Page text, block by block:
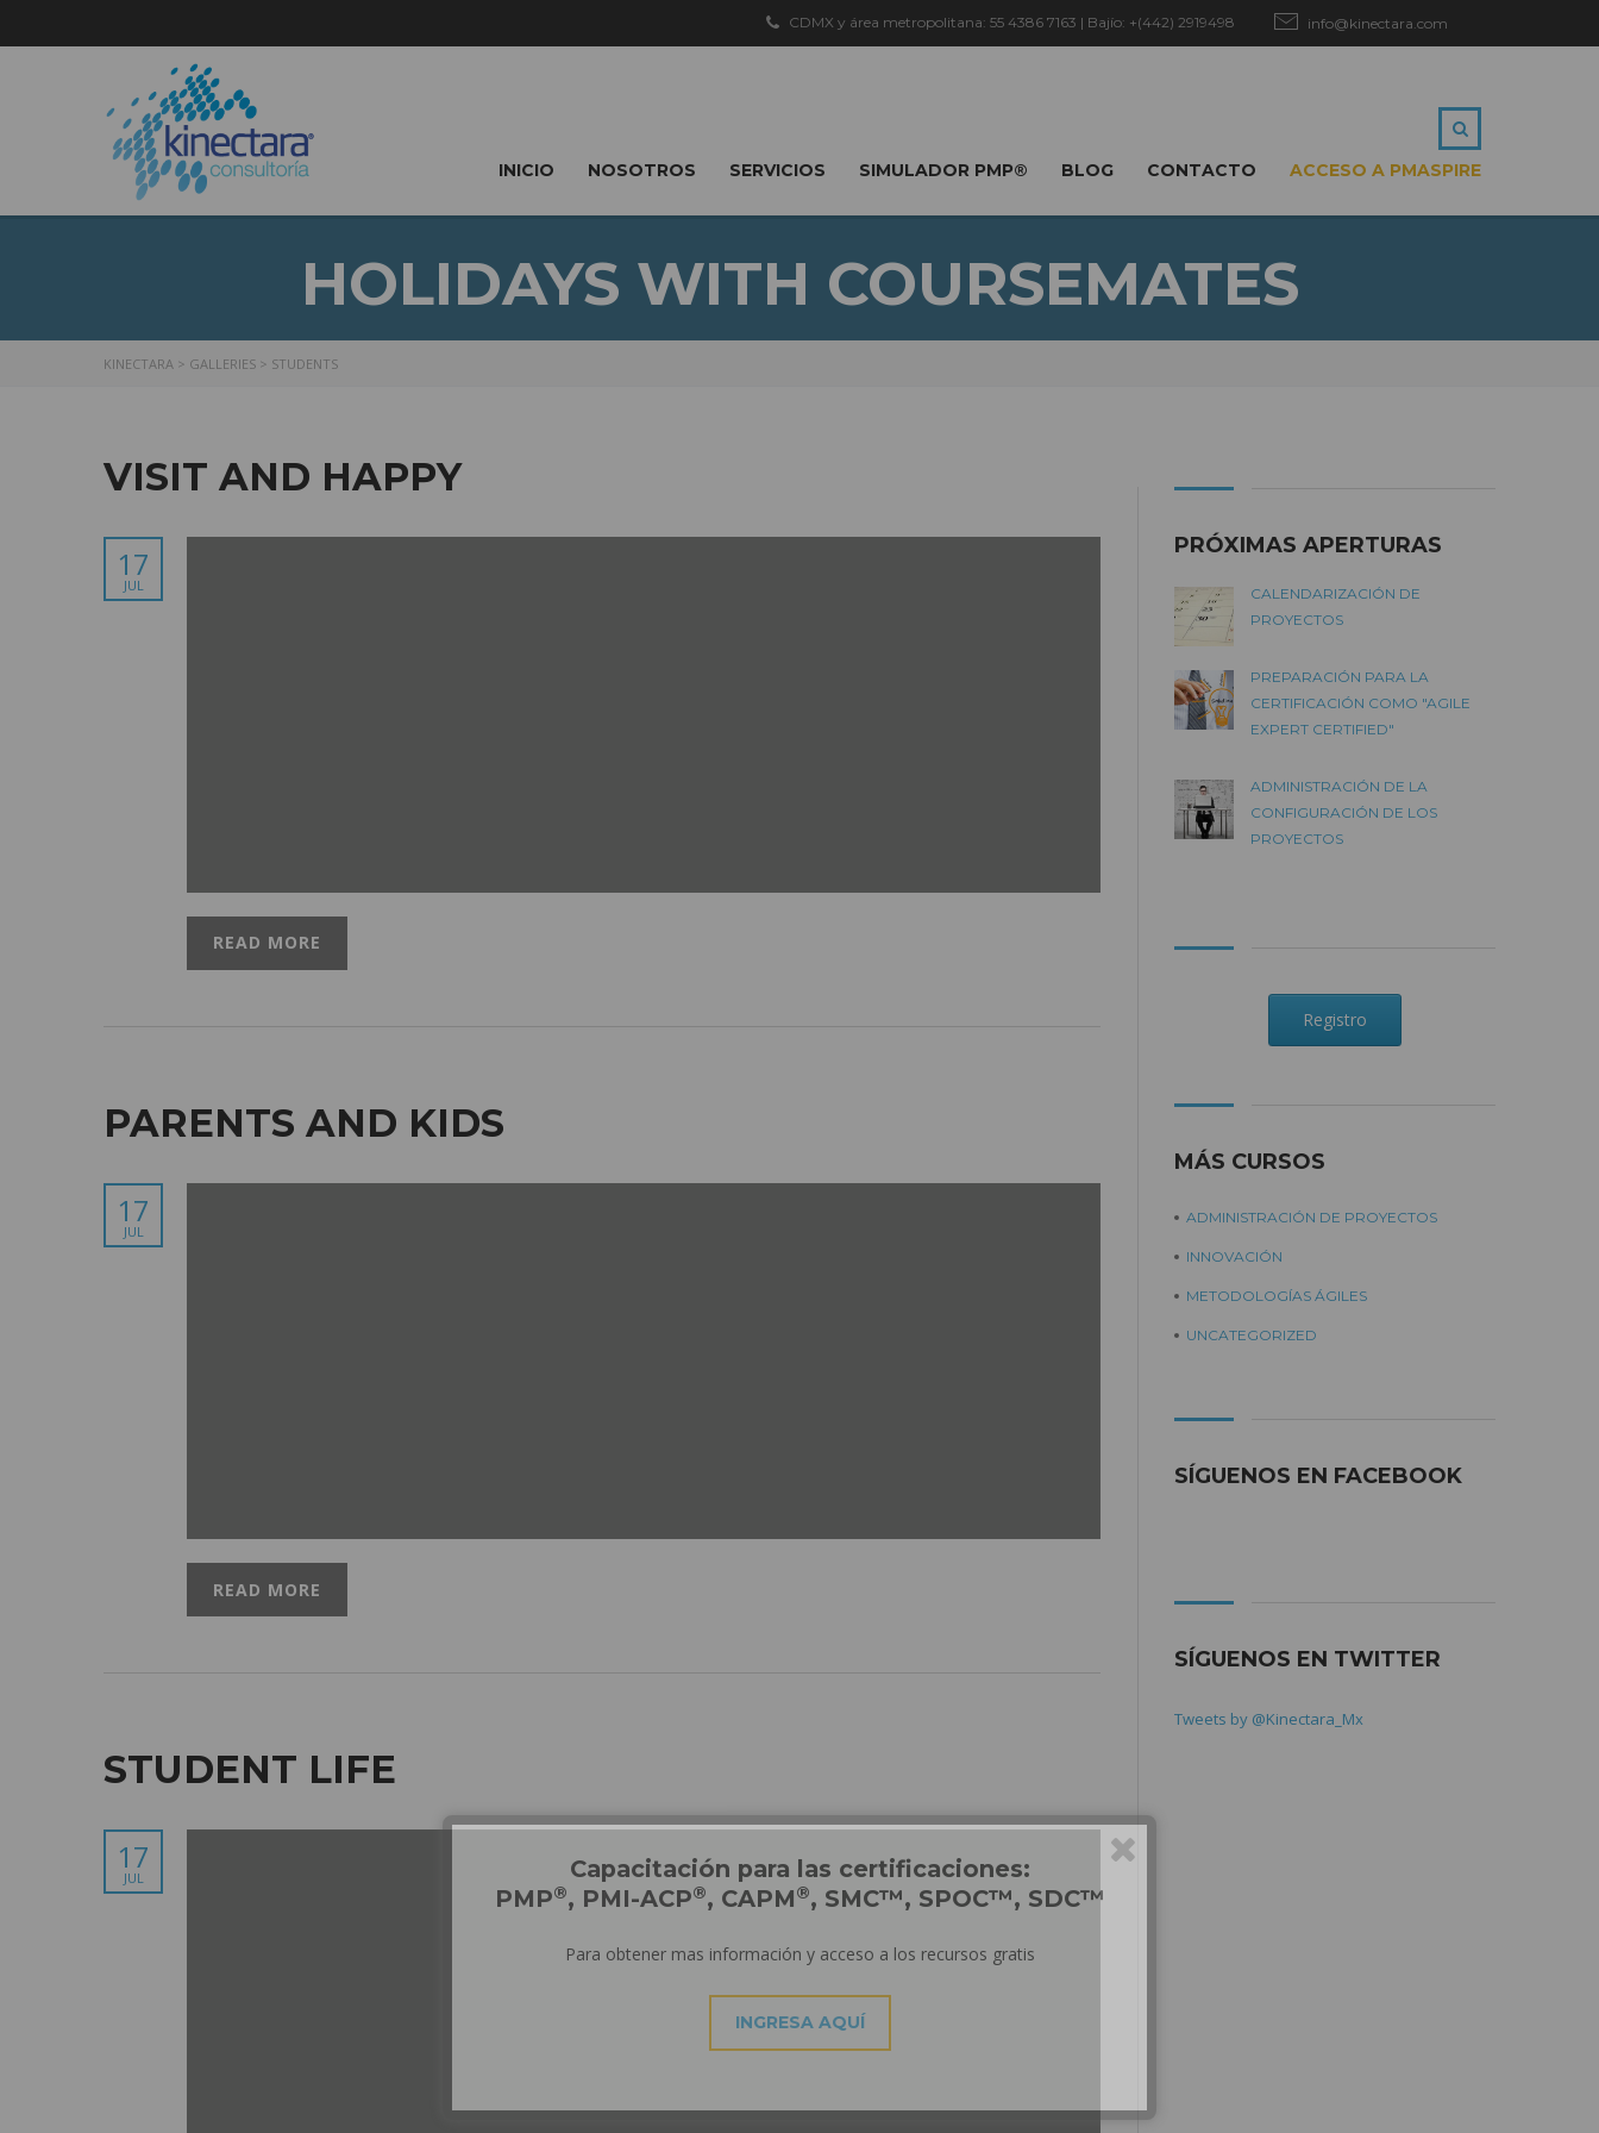
info@kinectara.com
CDMX y área metropolitana: 55 4386 7163 | Bajío: +(442) 2919498
INICIO NOSOTROS SERVICIOS SIMULADOR PMP® BLOG CONTACTO ACCESO A PMASPIRE
HOLIDAYS WITH COURSEMATES
KINECTARA > GALLERIES > STUDENTS
VISIT AND HAPPY
17
JUL
READ MORE
PARENTS AND KIDS
17
JUL
READ MORE
STUDENT LIFE
17
JUL
PRÓXIMAS APERTURAS
CALENDARIZACIÓN DE
PROYECTOS
PREPARACIÓN PARA LA
CERTIFICACIÓN COMO "AGILE
EXPERT CERTIFIED"
ADMINISTRACIÓN DE LA
CONFIGURACIÓN DE LOS
PROYECTOS
Registro
MÁS CURSOS
ADMINISTRACIÓN DE PROYECTOS
INNOVACIÓN
METODOLOGÍAS ÁGILES
UNCATEGORIZED
SÍGUENOS EN FACEBOOK
SÍGUENOS EN TWITTER
Tweets by @Kinectara_Mx
Capacitación para las certificaciones:
PMP®, PMI-ACP®, CAPM®, SMC™, SPOC™, SDC™
Para obtener mas información y acceso a los recursos gratis
INGRESA AQUÍ